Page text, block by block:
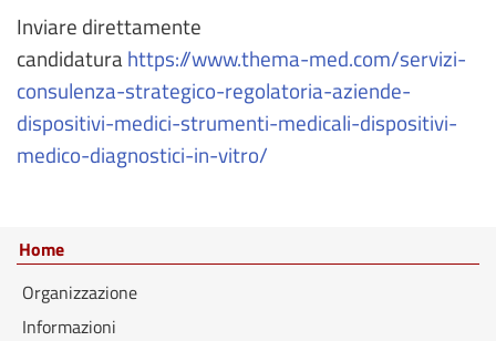
Inviare direttamente
candidaturahttps://www.thema-med.com/servizi-
consulenza-strategico-regolatoria-aziende-
dispositivi-medici-strumenti-medicali-dispositivi-
medico-diagnostici-in-vitro/
Home
Organizzazione
Informazioni